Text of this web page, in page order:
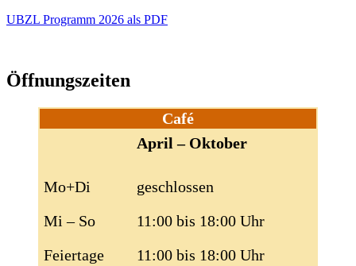
UBZL Programm 2026 als PDF
Öffnungszeiten
Café
April – Oktober
Mo+Di
Mi – So
Feiertage
geschlossen
11:00 bis 18:00 Uhr
11:00 bis 18:00 Uhr